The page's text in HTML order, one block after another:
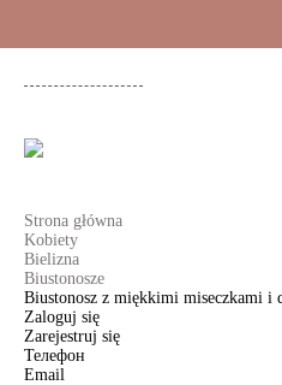
Strona główna
Kobiety
Bielizna
Biustonosze
Biustonosz z miękkimi miseczkami
Zaloguj się
Zarejestruj się
Телефон
Email